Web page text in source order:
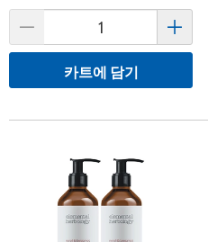
카트에 담기